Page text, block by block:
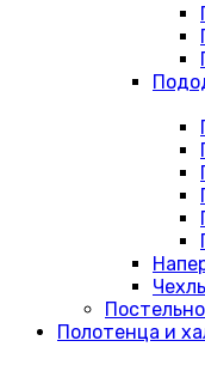
Полотенца и